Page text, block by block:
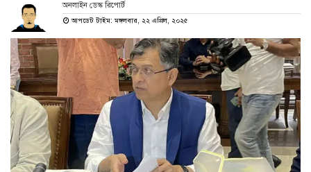
অনলাইন ডেস্ক রিপোর্ট
আপডেট টাইম: মঙ্গলবার, ২২ এপ্রিল, ২০২৫